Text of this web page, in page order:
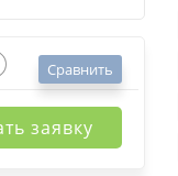
Сравнить
заявку